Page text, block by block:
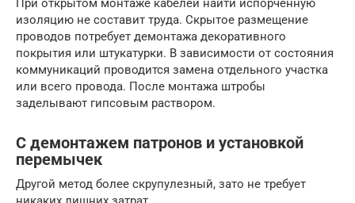
При открытом монтаже кабелей найти испорченную
изоляцию не составит труда. Скрытое размещение
проводов потребует демонтажа декоративного
покрытия или штукатурки. В зависимости от состояния
коммуникаций проводится замена отдельного участка
или всего провода. После монтажа штробы
заделывают гипсовым раствором.
С демонтажем патронов и установкой
перемычек
Другой метод более скрупулезный, зато не требует